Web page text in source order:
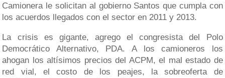
Camionera le solicitan al gobierno Santos que cumpla con
los acuerdos llegados con el sector en 2011 y 2013.
La crisis es gigante, agrego el congresista del Polo
Democrático Alternativo, PDA. A los camioneros los
ahogan los altísimos precios del ACPM, el mal estado de
red vial, el costo de los peajes, la sobreoferta de